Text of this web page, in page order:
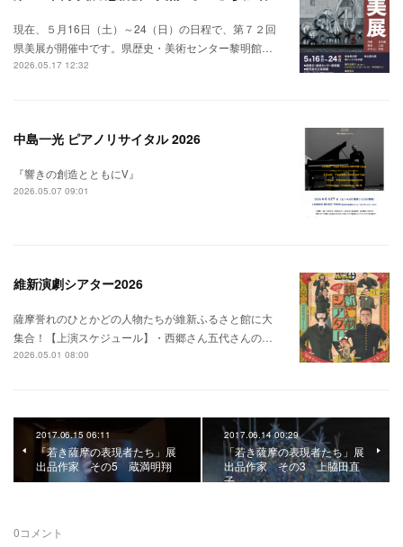
現在、５月16日（土）～24（日）の日程で、第７２回
県美展が開催中です。県歴史・美術センター黎明館…
2026.05.17 12:32
中島一光 ピアノリサイタル 2026
『響きの創造とともにⅤ』
2026.05.07 09:01
維新演劇シアター2026
薩摩誉れのひとかどの人物たちが維新ふるさと館に大
集合！【上演スケジュール】・西郷さん五代さんの…
2026.05.01 08:00
2017.06.15 06:11
「若き薩摩の表現者たち」展
出品作家 その5 蔵満明翔
2017.06.14 00:29
「若き薩摩の表現者たち」展
出品作家 その3 上脇田直
子
0コメント